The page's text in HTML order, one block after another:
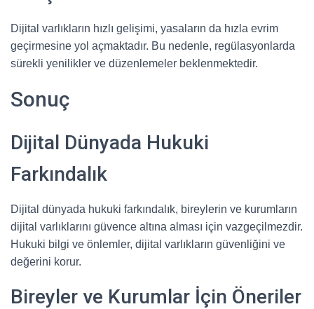
Dijital varlıkların hızlı gelişimi, yasaların da hızla evrim
geçirmesine yol açmaktadır. Bu nedenle, regülasyonlarda
sürekli yenilikler ve düzenlemeler beklenmektedir.
Sonuç
Dijital Dünyada Hukuki
Farkındalık
Dijital dünyada hukuki farkındalık, bireylerin ve kurumların
dijital varlıklarını güvence altına alması için vazgeçilmezdir.
Hukuki bilgi ve önlemler, dijital varlıkların güvenliğini ve
değerini korur.
Bireyler ve Kurumlar İçin Öneriler